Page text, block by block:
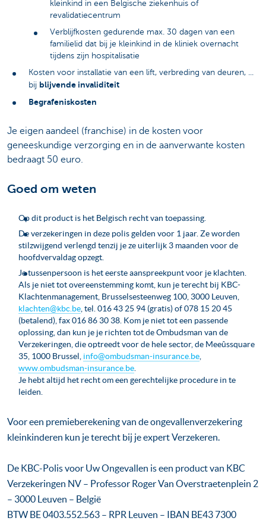
kleinkind in een Belgische ziekenhuis of
revalidatiecentrum
Verblijfkosten gedurende max. 30 dagen van een
familielid dat bij je kleinkind in de kliniek overnacht
tijdens zijn hospitalisatie
Kosten voor installatie van een lift, verbreding van deuren, ...
bij blijvende invaliditeit
Begrafeniskosten
Je eigen aandeel (franchise) in de kosten voor
geneeskundige verzorging en in de aanverwante kosten
bedraagt 50 euro.
Goed om weten
Op dit product is het Belgisch recht van toepassing.
De verzekeringen in deze polis gelden voor 1 jaar. Ze worden
stilzwijgend verlengd tenzij je ze uiterlijk 3 maanden voor de
hoofdvervaldag opzegt.
Je tussenpersoon is het eerste aanspreekpunt voor je klachten.
Als je niet tot overeenstemming komt, kun je terecht bij KBC-
Klachtenmanagement, Brusselsesteenweg 100, 3000 Leuven,
klachten@kbc.be, tel. 016 43 25 94 (gratis) of 078 15 20 45
(betalend), fax 016 86 30 38. Kom je niet tot een passende
oplossing, dan kun je je richten tot de Ombudsman van de
Verzekeringen, die optreedt voor de hele sector, de Meeûssquare
35, 1000 Brussel, info@ombudsman-insurance.be,
www.ombudsman-insurance.be.
Je hebt altijd het recht om een gerechtelijke procedure in te
leiden.
Voor een premieberekening van de ongevallenverzekering
kleinkinderen kun je terecht bij je expert Verzekeren.
De KBC-Polis voor Uw Ongevallen is een product van KBC
Verzekeringen NV – Professor Roger Van Overstraetenplein 2
– 3000 Leuven – België
BTW BE 0403.552.563 – RPR Leuven – IBAN BE43 7300